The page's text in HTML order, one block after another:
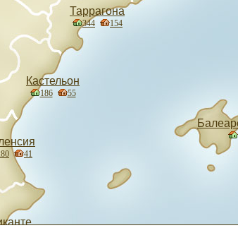
41
Кастельон
186 55
Таррагона
344 154